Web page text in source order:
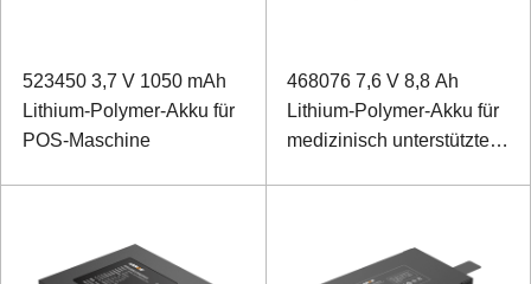
523450 3,7 V 1050 mAh
Lithium-Polymer-Akku für
POS-Maschine
468076 7,6 V 8,8 Ah
Lithium-Polymer-Akku für
medizinisch unterstützte